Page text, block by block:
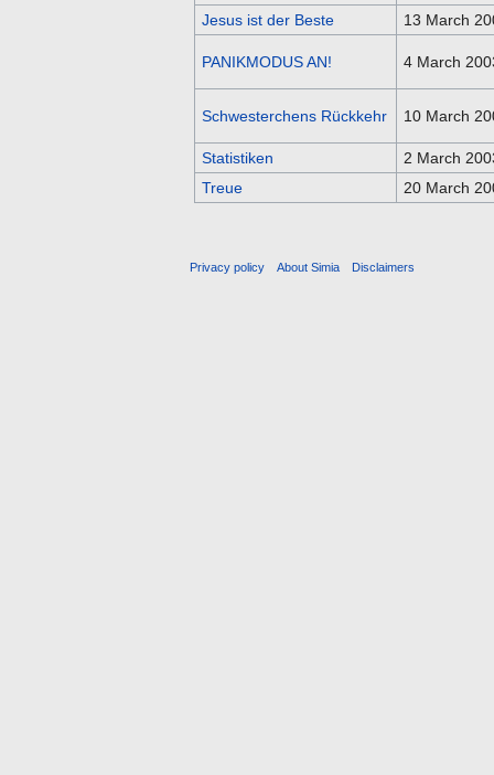
Jesus ist der Beste
13 March
PANIKMODUS AN! 4 March
Schwesterchens Rückkehr 10 March
Statistiken
2 March
Treue
20 March
Privacy policy About Simia Disclaimers